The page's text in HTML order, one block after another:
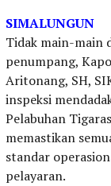
SIMALUNGUN
Tidak main-main
penumpang,
Aritonang, SH,
inspeksi
Pelabuhan
memastikan
standar
pelayaran.